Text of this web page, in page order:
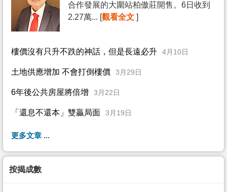
合作發展的大圍站柏傲莊開售。6日收到
2.27萬... [觀看全文 ]
樓價沒有只升不跌的神話，但是長遠必升 4月10日
土地供應增加 不會打倒樓價 3月29日
6年後公共房屋將倍增 3月22日
「還息不還本」雙贏局面 3月19日
更多文章 ...
按揭成數